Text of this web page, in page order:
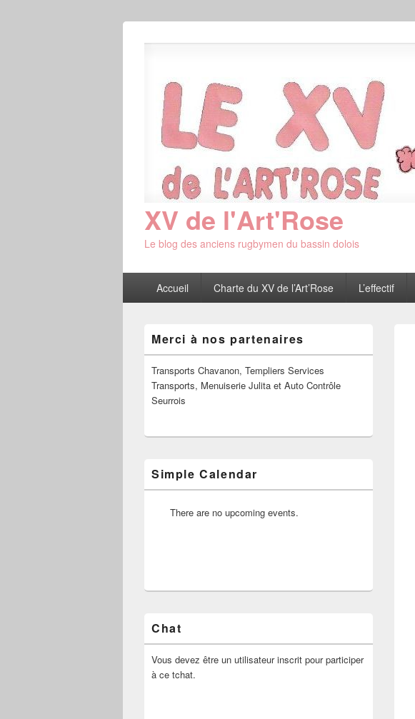
XV de l'Art'Rose
Le blog des anciens rugbymen du bassin dolois
principalAccueil Charte du XV de l’Art’Rose L’effectif
principale
de
widget
pour
barre
Merci à nos partenaires
Transports Chavanon, Templiers Services
Transports, Menuiserie Julita et Auto Contrôle
Seurrois
Simple Calendar
There are no upcoming events.
Chat
Vous devez être un utilisateur inscrit pour participer
à ce tchat.